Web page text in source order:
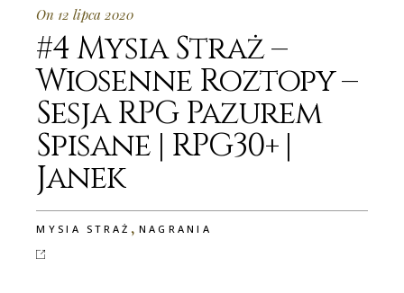
On 12 lipca 2020
#4 Mysia Straż –
Wiosenne Roztopy –
Sesja RPG Pazurem
Spisane | RPG30+ |
Janek
MYSIA STRAŻ , NAGRANIA